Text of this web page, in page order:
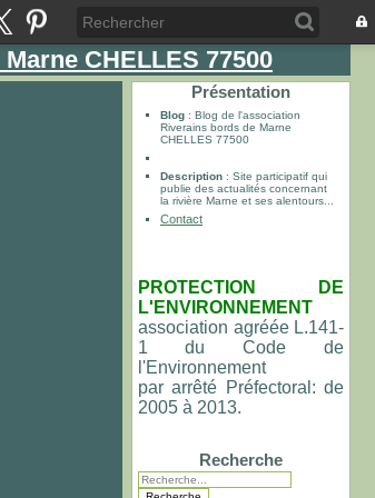
CHELLES 77500
Présentation
Blog : Blog de l'association
Riverains bords de Marne
CHELLES 77500
Description : Site participatif qui
publie des actualités concernant
la rivière Marne et ses alentours...
Contact
PROTECTION DE
L'ENVIRONNEMENT
association agréée L.141-
1
du Code de
l'Environnement
par arrêté Préfectoral: de
2005 à 2013.
Recherche